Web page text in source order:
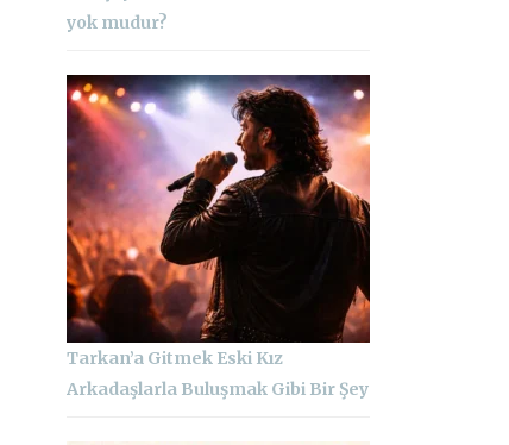
yok mudur?
Tarkan’a Gitmek Eski Kız
Arkadaşlarla Buluşmak Gibi Bir Şey